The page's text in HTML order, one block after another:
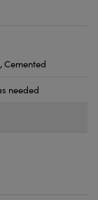
Cemented
needed